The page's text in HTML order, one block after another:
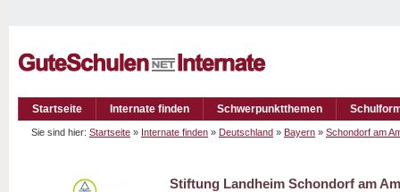
Startseite Internate finden Schwerpunktthemen
Sie sind hier: Startseite » Internate finden » Deutschland » Bayern » Schondorf am
Stiftung Landheim Schondorf am